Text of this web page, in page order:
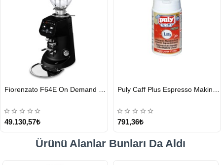
GÖNDERİ
49.130,57₺
GÖNDERİ
791,36₺
Ürünü Alanlar Bunları Da Aldı